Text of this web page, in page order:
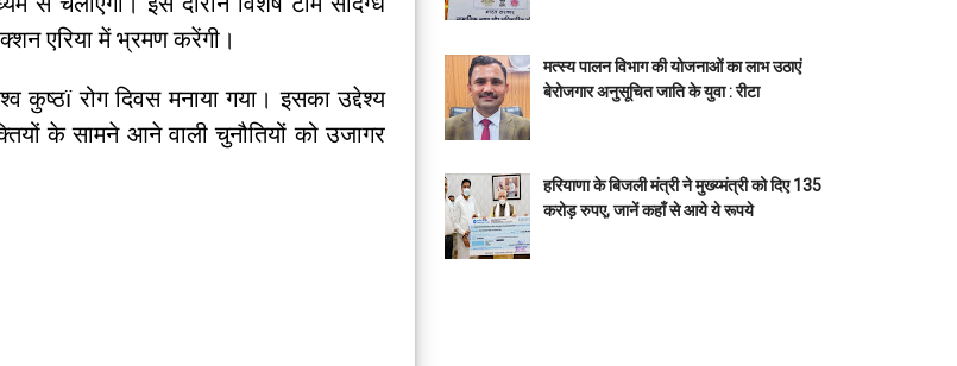
एरिया में भ्रमण करेंगी।
रोग दिवस मनाया गया। इसका उद्देश्य
के सामने आने वाली चुनौतियों को उजागर
मत्स्य पालन विभाग की योजनाओं का लाभ उठाएं
बेरोजगार अनुसूचित जाति के युवा : रीटा
हरियाणा के बिजली मंत्री ने मुख्य्मंत्री को दिए 135
करोड़ रुपए, जानें कहाँ से आये ये रूपये